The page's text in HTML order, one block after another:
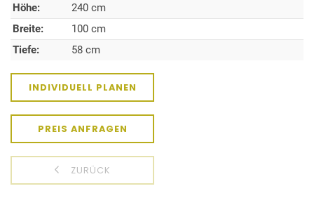
Höhe:
240 cm
Breite:
100 cm
Tiefe:
58 cm
INDIVIDUELL PLANEN
PREIS ANFRAGEN
ZURÜCK